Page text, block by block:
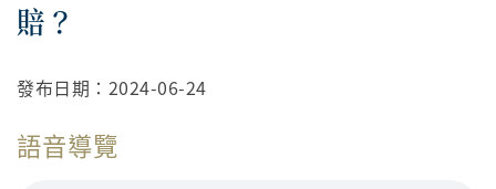
賠？
發布日期： 2024-06-24
語音導覽